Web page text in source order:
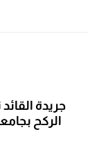
جريدة
الركح